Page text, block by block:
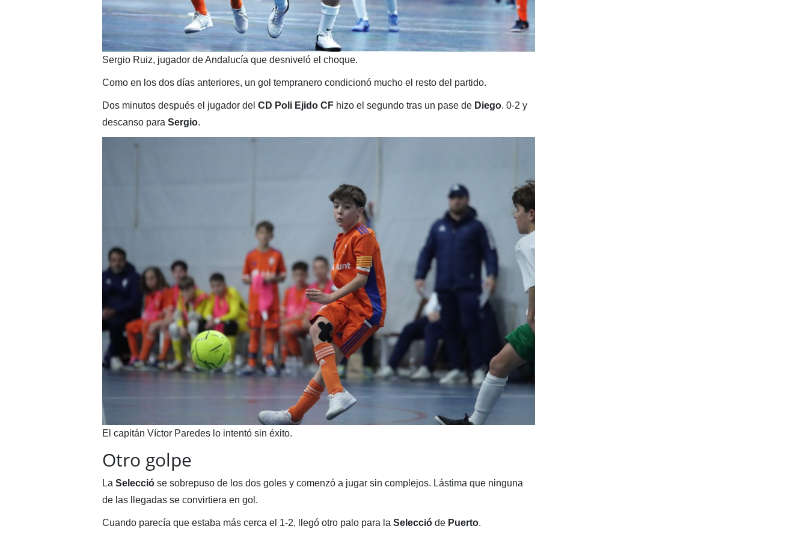
Sergio Ruiz, jugador de Andalucía que desniveló el choque.
Como en los dos días anteriores, un gol tempranero condicionó mucho el resto del partido.
Dos minutos después el jugador del CD Poli Ejido CFhizo el segundo tras un pase de Diego. 0-2 y
descanso para Sergio.
El capitán Víctor Paredes lo intentó sin éxito.
Otro golpe
La Seleccióse sobrepuso de los dos goles y comenzó a jugar sin complejos. Lástima que ninguna
de las llegadas se convirtiera en gol.
Cuando parecía que estaba más cerca el 1-2, llegó otro palo para la Seleccióde Puerto.